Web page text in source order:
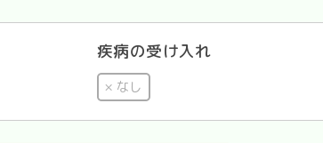
疾病の受け入れ
なし